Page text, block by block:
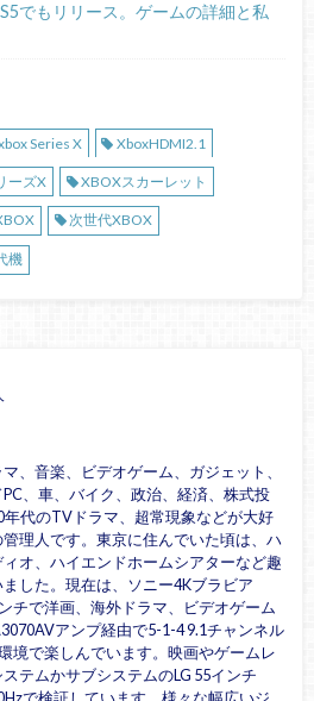
でもリリース。ゲームの詳細と私
Series X XboxHDMI2.1
ーズX XBOXスカーレット
次世代XBOX
機
、音楽、ビデオゲーム、ガジェット、
、車、バイク、政治、経済、株式投
年代のTVドラマ、超常現象などが大好
理人です。東京に住んでいた頃は、ハ
オ、ハイエンドホームシアターなど趣
した。現在は、ソニー4Kブラビア
チで洋画、海外ドラマ、ビデオゲーム
アンプ経由で5-1-4 9.1チャンネル
境で楽しんでいます。映画やゲームレ
テムかサブシステムのLG 55インチ
で検証しています。様々な幅広いジ